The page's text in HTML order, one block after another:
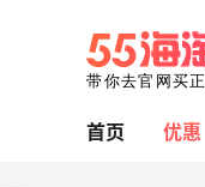
首页 优惠